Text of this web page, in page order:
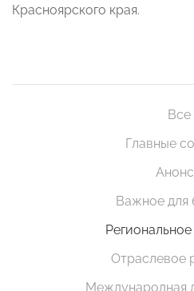
Красноярского края.
Все
Главные
Важное для
Отраслевое
Международная